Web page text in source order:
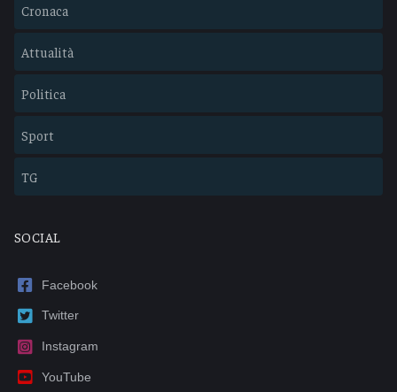
Cronaca
Attualità
Politica
Sport
TG
SOCIAL
Facebook
Twitter
Instagram
YouTube